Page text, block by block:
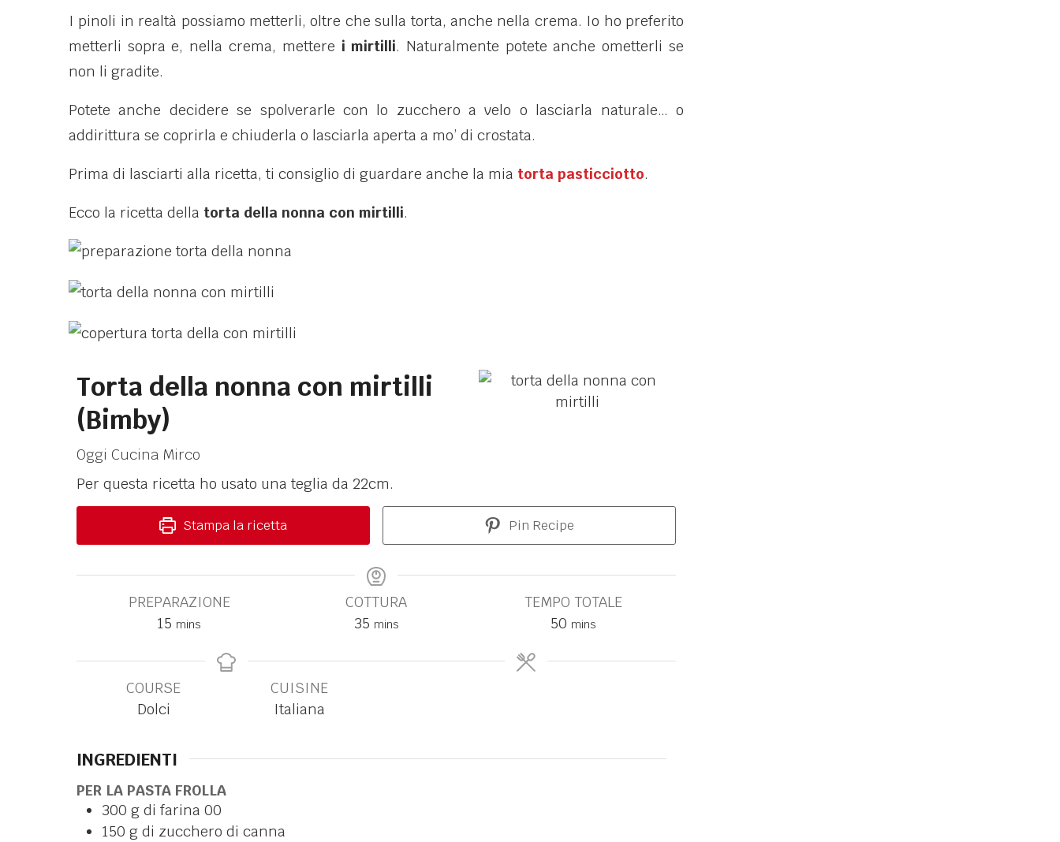
I pinoli in realtà possiamo metterli, oltre che sulla torta, anche nella crema. Io ho preferito
metterli sopra e, nella crema, mettere i mirtilli. Naturalmente potete anche ometterli se
non li gradite.
Potete anche decidere se spolverarle con lo zucchero a velo o lasciarla naturale… o
addirittura se coprirla e chiuderla o lasciarla aperta a mo’ di crostata.
Prima di lasciarti alla ricetta, ti consiglio di guardare anche la mia torta pasticciotto.
Ecco la ricetta della torta della nonna con mirtilli.
Torta della nonna con mirtilli
(Bimby)
Oggi Cucina Mirco
Per questa ricetta ho usato una teglia da 22cm.
Stampa la ricetta Pin Recipe
PREPARAZIONE
15 mins
COTTURA
35 mins
TEMPO TOTALE
50 mins
COURSE
Dolci
CUISINE
Italiana
INGREDIENTI
PER LA PASTA FROLLA
300 g di farina 00
150 g di zucchero di canna